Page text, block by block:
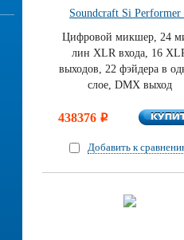
Soundcraft Si Performer
Цифровой микшер, 24
лин XLR входа, 16
выходов, 22 фэйдера в
слое, DMX выход
438376 i
Добавить к